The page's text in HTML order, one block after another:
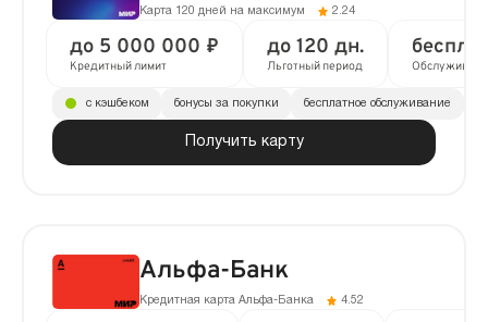
Карта 120 дней на максимум 2.24
до 5 000 000 ₽
Кредитный лимит
до 120 дн.
Льготный период
Получить карту
с кэшбеком бонусы за покупки бесплатное обслуживание
Альфа-Банк
Кредитная карта Альфа-Банка 4.52